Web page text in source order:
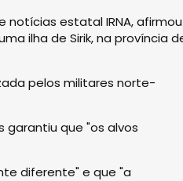
notícias estatal IRNA,
ilha de Sirik, na província
pelos militares norte-
que "os alvos
diferente" e que "a